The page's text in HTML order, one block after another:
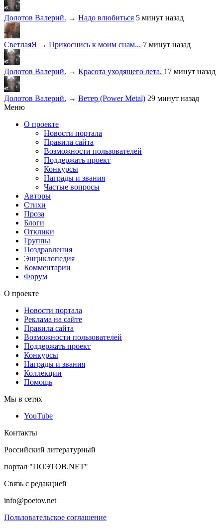
Долотов Валерий. → Надо влюбиться 5 минут назад
СветлаяЯ → Прикоснись к моим снам... 7 минут назад
Долотов Валерий. → Красота уходящего лета. 17 минут назад
Долотов Валерий. → Ветер (Power Metal) 29 минут назад
Меню
О проекте
Новости портала
Правила сайта
Возможности пользователей
Поддержать проект
Конкурсы
Награды и звания
Частые вопросы
Авторы
Стихи
Проза
Блоги
Отклики
Группы
Поздравления
Энциклопедия
Комментарии
Форум
О проекте
Новости портала
Реклама на сайте
Правила сайта
Возможности пользователей
Поддержать проект
Конкурсы
Награды и звания
Коллекции
Помощь
Мы в сетях
YouTube
Контакты
Российский литературный
портал "ПОЭТОВ.NET"
Связь с редакцией
info@poetov.net
Пользовательское соглашение